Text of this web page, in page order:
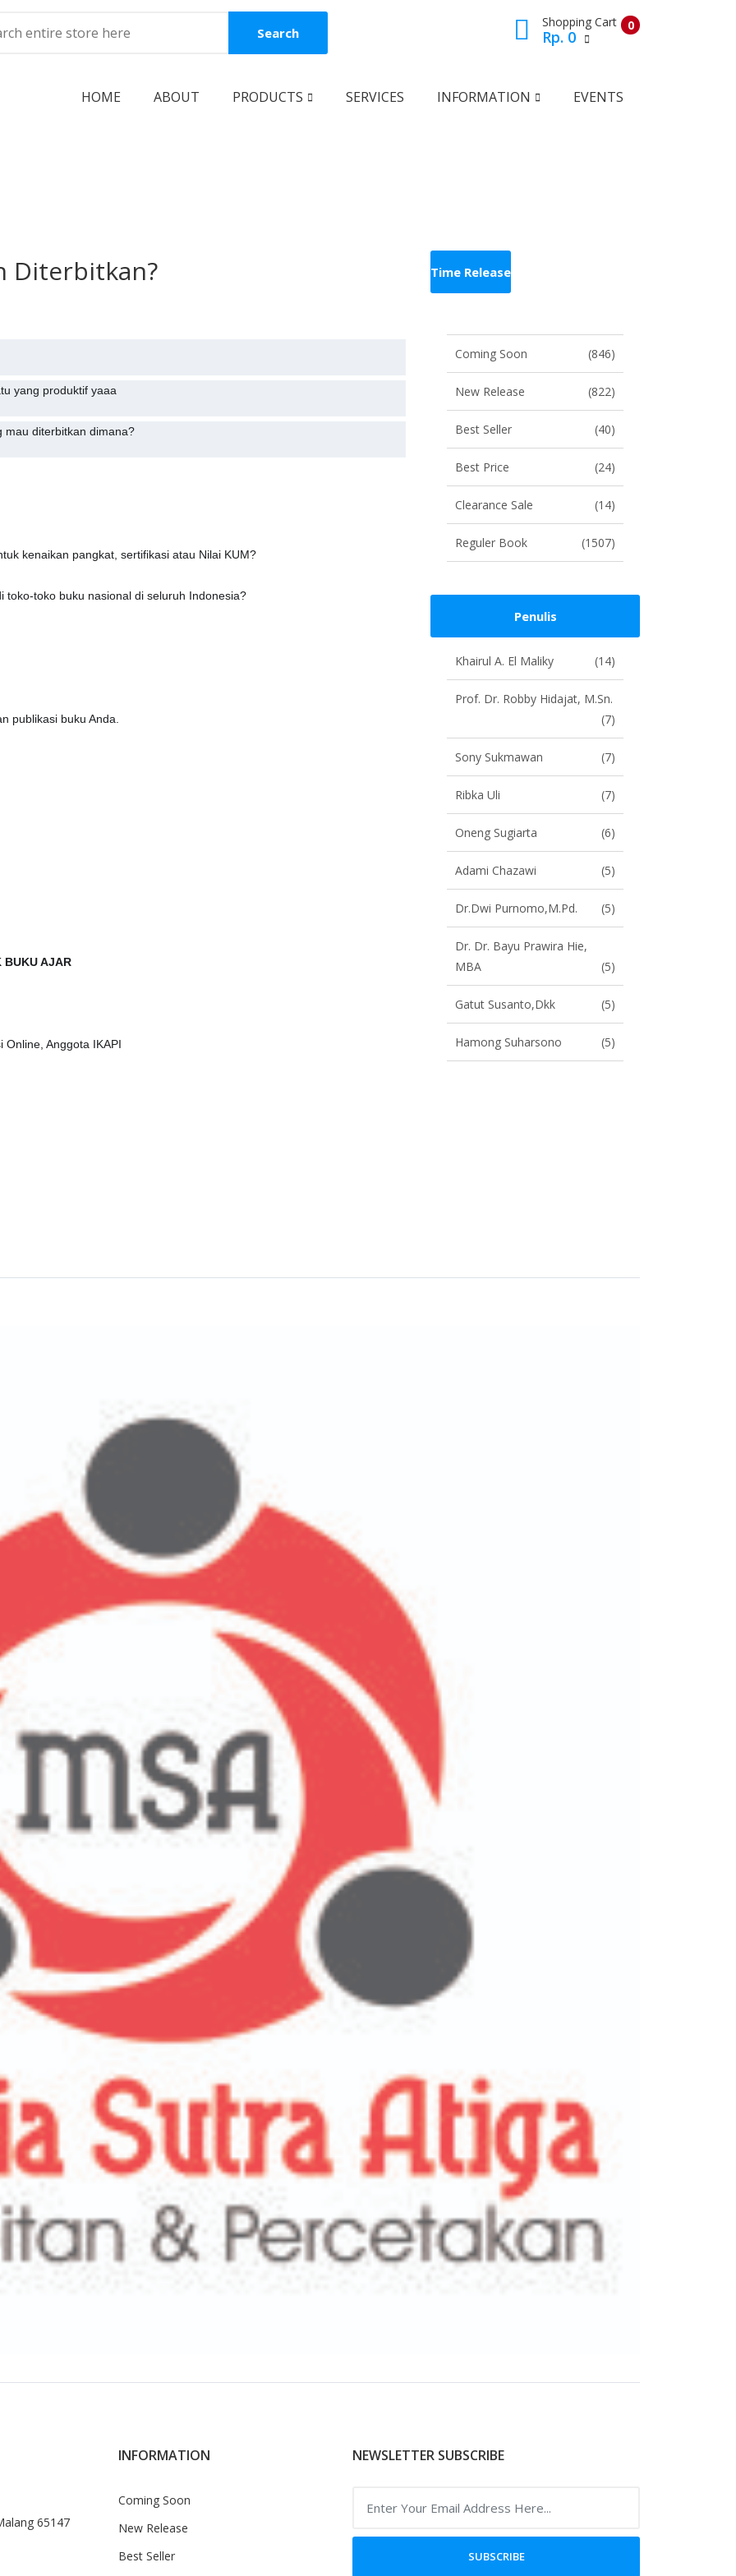
Search 0
Shopping Cart
Rp. 0
View Cart Check Out
HOME ABOUT PRODUCTS SERVICES INFORMATION EVENTS
Diterbitkan?
yang produktif yaaa
mau diterbitkan dimana?
kenaikan pangkat, sertifikasi atau Nilai KUM?
toko-toko buku nasional di seluruh Indonesia?
publikasi buku Anda.
BUKU AJAR
Online, Anggota IKAPI
Time Release
Coming Soon (846)
New Release (822)
Best Seller (40)
Best Price (24)
Clearance Sale (14)
Reguler Book (1507)
Penulis
Khairul A. El Maliky (14)
Prof. Dr. Robby Hidajat, M.Sn.
(7)
Sony Sukmawan (7)
Ribka Uli (7)
Oneng Sugiarta (6)
Adami Chazawi (5)
Dr.Dwi Purnomo,M.Pd. (5)
Dr. Dr. Bayu Prawira Hie,
MBA
(5)
Gatut Susanto,dkk (5)
Hamong Suharsono (5)
65147
INFORMATION
Coming Soon
New Release
Best Seller
NEWSLETTER SUBSCRIBE
SUBSCRIBE